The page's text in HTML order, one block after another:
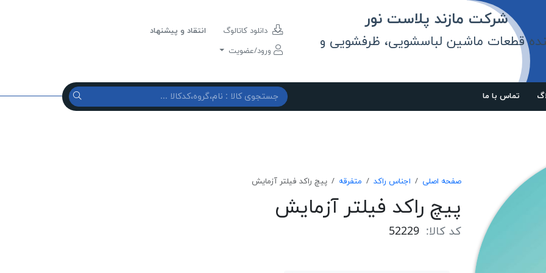
مازند پلاست نور
قطعات ماشین لباسشویی، ظرفشویی و
دانلود کاتالوگ
انتقاد و پیشنهاد
ورود/عضویت
تماس با ما
صفحه اصلی اجناس راکد متفرقه پیچ راکد فیلتر آزمایش
پیچ راکد فیلتر آزمایش
کد کالا: 52229